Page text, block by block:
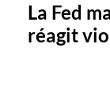
La Fed
réagit